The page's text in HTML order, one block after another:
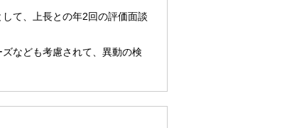
て、上長との年2回の評価面談
なども考慮されて、異動の検